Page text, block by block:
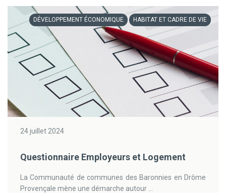
DÉVELOPPEMENT ÉCONOMIQUE HABITAT ET CADRE DE VIE
24 juillet 2024
Questionnaire Employeurs et Logement
La Communauté de communes des Baronnies en Drôme
Provençale mène une démarche autour ...